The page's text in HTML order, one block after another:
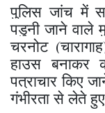
​पुलिस जांच में
पडुनी जाने वाले
चरनोट
हाउस बनाकर
पत्राचार किए
गंभीरता से लेते